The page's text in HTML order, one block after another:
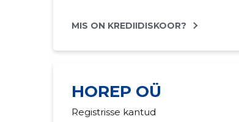
MIS ON KREDIIDISKOOR?
HOREP OÜ
Registrisse kantud